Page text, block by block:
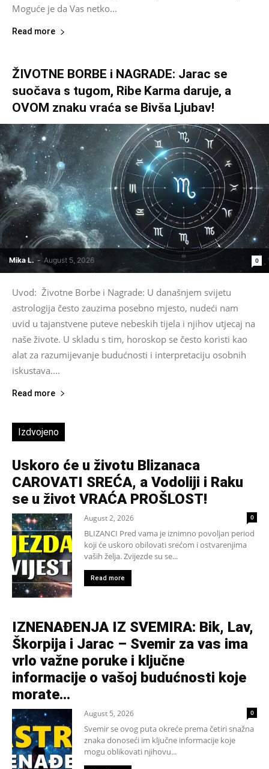
Moguće je da Vas netko...
Read more
ŽIVOTNE BORBE i NAGRADE: Jarac se
suočava s tugom, Ribe Karma daruje, a
OVOM znaku vraća se Bivša Ljubav!
Mika L. - August 5, 2026 0
Uvod: Životne Borbe i Nagrade: U današnjem svijetu
astrologija često zauzima posebno mjesto, nudeći nam
uvid u tajanstvene puteve nebeskih tijela i njihov utjecaj na
naše živote. U skladu s tim, horoskop se često koristi kao
alat za razumijevanje budućnosti i interpretaciju osobnih
iskustava....
Read more
Izdvojeno
Uskoro će u životu Blizanaca
CAROVATI SREĆA, a Vodoliji i Raku
se u život VRAĆA PROŠLOST!
August 2, 2026 0
BLIZANCI Pred vama je iznimno povoljan period
koji će uskoro obilovati srećom i ostvarenjima
vaših želja. Zvijezde su se...
Read more
IZNENAĐENJA IZ SVEMIRA: Bik, Lav,
Škorpija i Jarac – Svemir za vas ima
vrlo važne poruke i ključne
informacije o vašoj budućnosti koje
morate...
August 5, 2026 0
Svemir se ovog puta okreće prema četiri snažna
znaka donoseći im ključne informacije koje
mogu oblikovati njihovu...